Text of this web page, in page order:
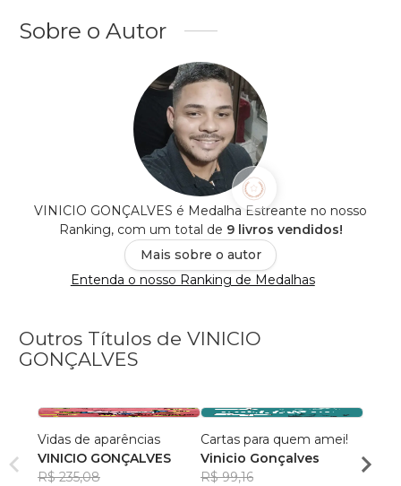
Sobre o Autor
VINICIO GONÇALVES é Medalha Estreante no nosso
Ranking, com um total de 9 livros vendidos!
Mais sobre o autor
Entenda o nosso Ranking de Medalhas
Outros Títulos de VINICIO
GONÇALVES
Vidas de aparências
VINICIO GONÇALVES
R$ 235,08
Cartas para quem amei!
Vinicio Gonçalves
R$ 99,16
R$